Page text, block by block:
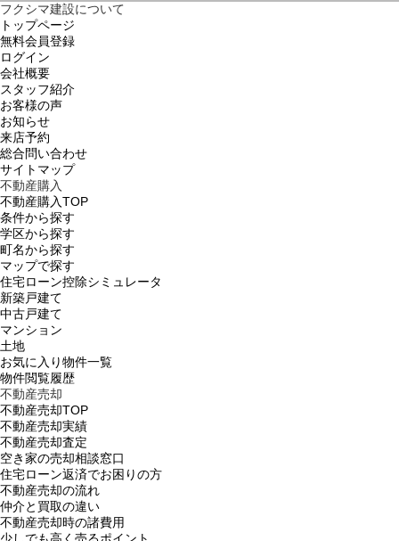
フクシマ建設について
トップページ
無料会員登録
ログイン
会社概要
スタッフ紹介
お客様の声
お知らせ
来店予約
総合問い合わせ
サイトマップ
不動産購入
不動産購入TOP
条件から探す
学区から探す
町名から探す
マップで探す
住宅ローン控除シミュレータ
新築戸建て
中古戸建て
マンション
土地
お気に入り物件一覧
物件閲覧履歴
不動産売却
不動産売却TOP
不動産売却実績
不動産売却査定
空き家の売却相談窓口
住宅ローン返済でお困りの方
不動産売却の流れ
仲介と買取の違い
不動産売却時の諸費用
少しでも高く売るポイント